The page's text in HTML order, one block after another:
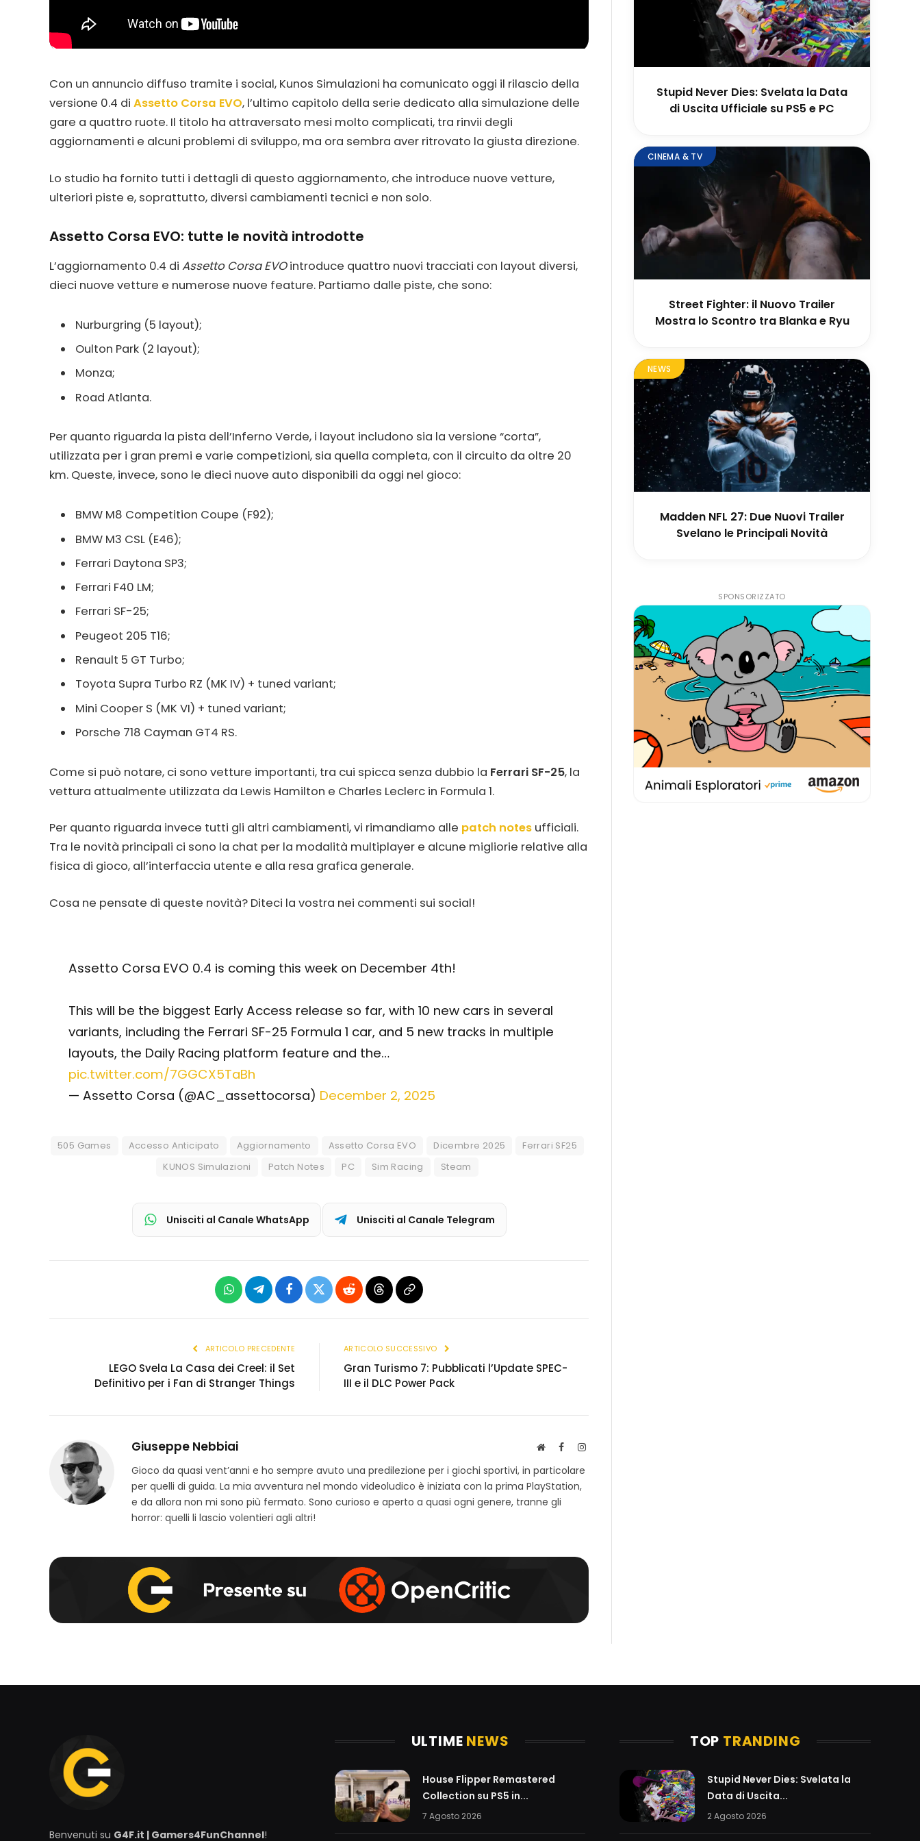
Con un annuncio diffuso tramite i social, Kunos Simulazioni ha comunicato oggi il rilascio della
versione 0.4 di Assetto Corsa EVO, l’ultimo capitolo della serie dedicato alla simulazione delle
gare a quattro ruote. Il titolo ha attraversato mesi molto complicati, tra rinvii degli
aggiornamenti e alcuni problemi di sviluppo, ma ora sembra aver ritrovato la giusta direzione.
Lo studio ha fornito tutti i dettagli di questo aggiornamento, che introduce nuove vetture,
ulteriori piste e, soprattutto, diversi cambiamenti tecnici e non solo.
Assetto Corsa EVO: tutte le novità introdotte
L’aggiornamento 0.4 di Assetto Corsa EVOintroduce quattro nuovi tracciati con layout diversi,
dieci nuove vetture e numerose nuove feature. Partiamo dalle piste, che sono:
Nurburgring (5 layout);
Oulton Park (2 layout);
Monza;
Road Atlanta.
Per quanto riguarda la pista dell’Inferno Verde, i layout includono sia la versione “corta”,
utilizzata per i gran premi e varie competizioni, sia quella completa, con il circuito da oltre 20
km. Queste, invece, sono le dieci nuove auto disponibili da oggi nel gioco:
BMW M8 Competition Coupe (F92);
BMW M3 CSL (E46);
Ferrari Daytona SP3;
Ferrari F40 LM;
Ferrari SF-25;
Peugeot 205 T16;
Renault 5 GT Turbo;
Toyota Supra Turbo RZ (MK IV) + tuned variant;
Mini Cooper S (MK VI) + tuned variant;
Porsche 718 Cayman GT4 RS.
Come si può notare, ci sono vetture importanti, tra cui spicca senza dubbio la Ferrari SF-25, la
vettura attualmente utilizzata da Lewis Hamilton e Charles Leclerc in Formula 1.
Per quanto riguarda invece tutti gli altri cambiamenti, vi rimandiamo alle patch notes ufficiali.
Tra le novità principali ci sono la chat per la modalità multiplayer e alcune migliorie relative alla
fisica di gioco, all’interfaccia utente e alla resa grafica generale.
Cosa ne pensate di queste novità? Diteci la vostra nei commenti sui social!
Assetto Corsa EVO 0.4 is coming this week on December 4th!
This will be the biggest Early Access release so far, with 10 new cars in several
variants, including the Ferrari SF-25 Formula 1 car, and 5 new tracks in multiple
layouts, the Daily Racing platform feature and the…
pic.twitter.com/7GGCX5TaBh
— Assetto Corsa (@AC_assettocorsa) December 2, 2025
505 Games Accesso Anticipato Aggiornamento Assetto Corsa EVO Dicembre 2025
Ferrari SF25
KUNOS Simulazioni
Patch Notes PC Sim Racing Steam
Unisciti al Canale WhatsApp Unisciti al Canale Telegram
WhatsAppTelegramFacebook
X
Reddit ThreadsCopia
ARTICOLO PRECEDENTE
LEGO Svela La Casa dei Creel: il Set
Definitivo per i Fan di Stranger Things
ARTICOLO SUCCESSIVO
Gran Turismo 7: Pubblicati l’Update SPEC-
III e il DLC Power Pack
Giuseppe Nebbiai
S
t
o
w
F
c
e
I
Gioco da quasi vent’anni e ho sempre avuto una predilezione per i giochi sportivi, in particolare
per quelli di guida. La mia avventura nel mondo videoludico è iniziata con la prima PlayStation,
e da allora non mi sono più fermato. Sono curioso e aperto a quasi ogni genere, tranne gli
horror: quelli li lascio volentieri agli altri!
Stupid Never Dies: Svelata la Data
di Uscita Ufficiale su PS5 e PC
CINEMA & TV
Street Fighter: il Nuovo Trailer
Mostra lo Scontro tra Blanka e Ryu
NEWS
Madden NFL 27: Due Nuovi Trailer
Svelano le Principali Novità
SPONSORIZZATO
Benvenuti su G4F.it | Gamers4FunChannel!
ULTIME NEWS
House Flipper Remastered
Collection su PS5 in...
7 Agosto 2026
TOP TRANDING
Stupid Never Dies: Svelata la
Data di Uscita...
2 Agosto 2026